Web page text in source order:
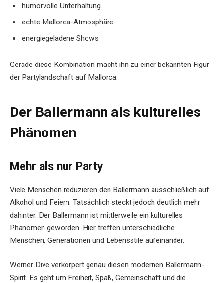
humorvolle Unterhaltung
echte Mallorca-Atmosphäre
energiegeladene Shows
Gerade diese Kombination macht ihn zu einer bekannten Figur
der Partylandschaft auf Mallorca.
Der Ballermann als kulturelles
Phänomen
Mehr als nur Party
Viele Menschen reduzieren den Ballermann ausschließlich auf
Alkohol und Feiern. Tatsächlich steckt jedoch deutlich mehr
dahinter. Der Ballermann ist mittlerweile ein kulturelles
Phänomen geworden. Hier treffen unterschiedliche
Menschen, Generationen und Lebensstile aufeinander.
Werner Dive verkörpert genau diesen modernen Ballermann-
Spirit. Es geht um Freiheit, Spaß, Gemeinschaft und die